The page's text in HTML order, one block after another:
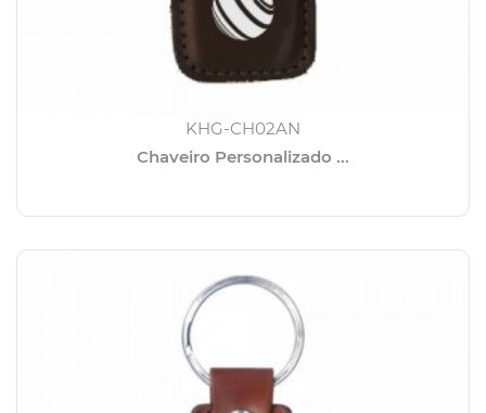
KHG-CH02AN
Chaveiro Personalizado ...